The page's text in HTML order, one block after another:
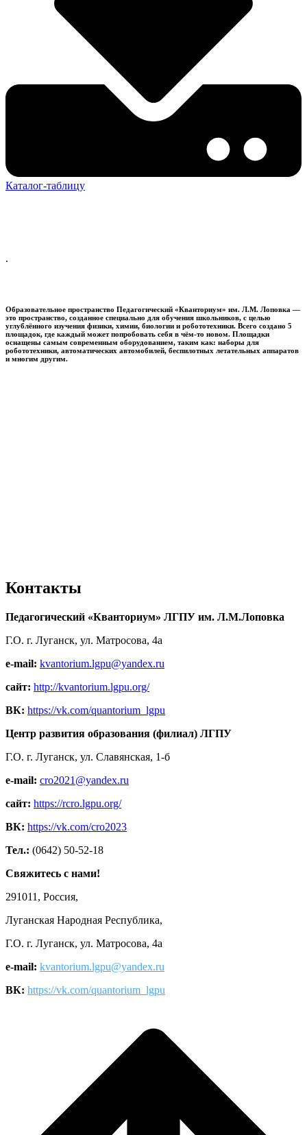
Каталог-таблицу
.
Образовательное пространство Педагогический «Кванториум» им. Л.М. Лоповка —
это пространство, созданное специально для обучения школьников, с целью
углублённого изучения физики, химии, биологии и робототехники. Всего создано 5
площадок, где каждый может попробовать себя в чём-то новом. Площадки
оснащены самым современным оборудованием, таким как: наборы для
робототехники, автоматических автомобилей, беспилотных летательных аппаратов
и многим другим.
Контакты
Педагогический «Кванториум» ЛГПУ им. Л.М.Лоповка
Г.О. г. Луганск, ул. Матросова, 4а
e-mail: kvantorium.lgpu@yandex.ru
сайт: http://kvantorium.lgpu.org/
ВК: https://vk.com/quantorium_lgpu
Центр развития образования (филиал) ЛГПУ
Г.О. г. Луганск, ул. Славянская, 1-б
e-mail: cro2021@yandex.ru
сайт: https://rcro.lgpu.org/
ВК: https://vk.com/cro2023
Тел.: (0642) 50-52-18
Свяжитесь с нами!
291011, Россия,
Луганская Народная Республика,
Г.О. г. Луганск, ул. Матросова, 4а
e-mail: kvantorium.lgpu@yandex.ru
ВК: https://vk.com/quantorium_lgpu